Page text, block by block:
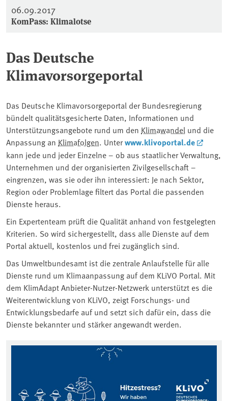
06.09.2017
KomPass: Klimalotse
Das Deutsche
Klimavorsorgeportal
Das Deutsche Klimavorsorgeportal der Bundesregierung
bündelt qualitätsgesicherte Daten, Informationen und
Unterstützungsangebote rund um den Klimawandel und die
Anpassung an Klimafolgen. Unterwww.klivoportal.de
kann jede und jeder Einzelne – ob aus staatlicher Verwaltung,
Unternehmen und der organisierten Zivilgesellschaft –
eingrenzen, was sie oder ihn interessiert: Je nach Sektor,
Region oder Problemlage filtert das Portal die passenden
Dienste heraus.
Ein Expertenteam prüft die Qualität anhand von festgelegten
Kriterien. So wird sichergestellt, dass alle Dienste auf dem
Portal aktuell, kostenlos und frei zugänglich sind.
Das Umweltbundesamt ist die zentrale Anlaufstelle für alle
Dienste rund um Klimaanpassung auf dem KLiVO Portal. Mit
dem KlimAdapt Anbieter-Nutzer-Netzwerk unterstützt es die
Weiterentwicklung von KLiVO, zeigt Forschungs- und
Entwicklungsbedarfe auf und setzt sich dafür ein, dass die
Dienste bekannter und stärker angewandt werden.